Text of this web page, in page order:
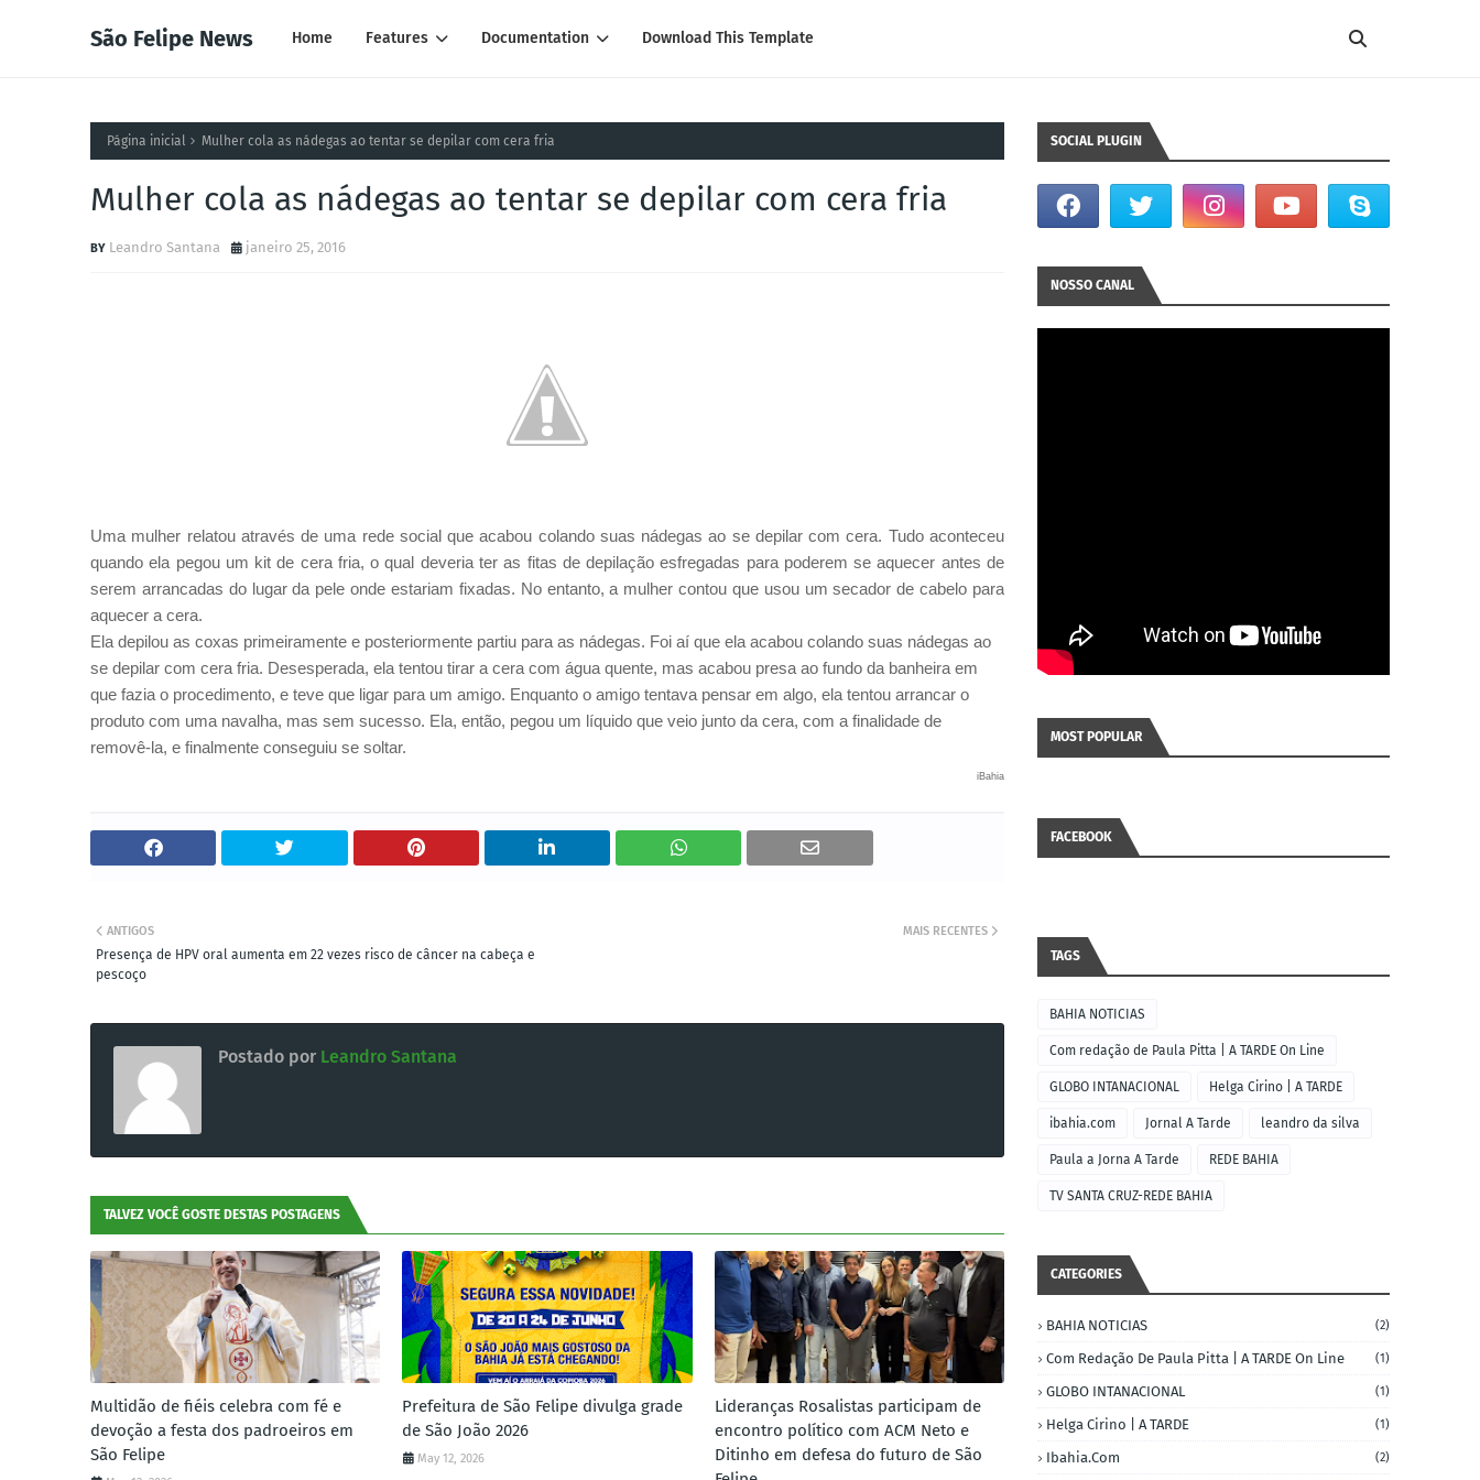
São Felipe News Home Features Documentation Download This Template
Página inicial Mulher cola as nádegas ao tentar se depilar com cera fria
Mulher cola as nádegas ao tentar se depilar com cera fria
Leandro Santana janeiro 25, 2016
Uma mulher relatou através de uma rede social que acabou colando suas nádegas ao se depilar com cera. Tudo aconteceu
quando ela pegou um kit de cera fria, o qual deveria ter as fitas de depilação esfregadas para poderem se aquecer antes de
serem arrancadas do lugar da pele onde estariam fixadas. No entanto, a mulher contou que usou um secador de cabelo para
aquecer a cera.
Ela depilou as coxas primeiramente e posteriormente partiu para as nádegas. Foi aí que ela acabou colando suas nádegas ao
se depilar com cera fria. Desesperada, ela tentou tirar a cera com água quente, mas acabou presa ao fundo da banheira em
que fazia o procedimento, e teve que ligar para um amigo. Enquanto o amigo tentava pensar em algo, ela tentou arrancar o
produto com uma navalha, mas sem sucesso. Ela, então, pegou um líquido que veio junto da cera, com a finalidade de
removê-la, e finalmente conseguiu se soltar.
iBahia
MAIS RECENTES
ANTIGOS
Presença de HPV oral aumenta em 22 vezes risco de câncer na cabeça e
pescoço
Postado por Leandro Santana
TALVEZ VOCÊ GOSTE DESTAS POSTAGENS
Multidão de fiéis celebra com fé e
devoção a festa dos padroeiros em
São Felipe
Prefeitura de São Felipe divulga grade
de São João 2026
May 12, 2026
Lideranças Rosalistas participam de
encontro político com ACM Neto e
Ditinho em defesa do futuro de São
SOCIAL PLUGIN
NOSSO CANAL
MOST POPULAR
FACEBOOK
TAGS
BAHIA NOTICIAS
Com redação de Paula Pitta | A TARDE On Line
GLOBO INTANACIONAL Helga Cirino | A TARDE
ibahia.com Jornal A Tarde leandro da silva
Paula a Jorna A Tarde REDE BAHIA
TV SANTA CRUZ-REDE BAHIA
CATEGORIES
BAHIA NOTICIAS (2)
Com Redação De Paula Pitta | A TARDE On Line (1)
GLOBO INTANACIONAL (1)
Helga Cirino | A TARDE (1)
Ibahia.com (2)